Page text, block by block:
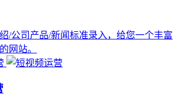
/公司产品/新闻标准录入，给您一个丰富
网站。